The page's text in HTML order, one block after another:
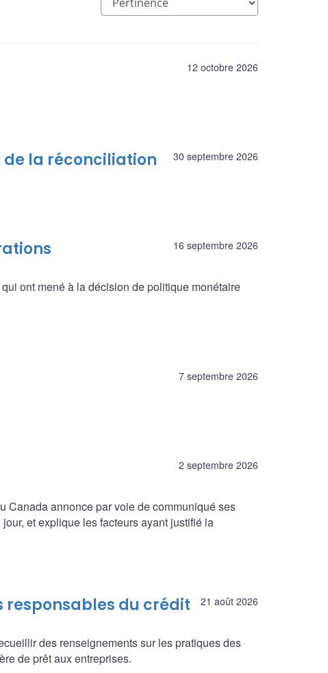
12 octobre 2026
30 septembre 2026
la réconciliation
16 septembre 2026
ont mené à la décision de politique monétaire
7 septembre 2026
2 septembre 2026
Canada annonce par voie de communiqué ses
et explique les facteurs ayant justifié la
21 août 2026
responsables du crédit
des renseignements sur les pratiques des
de prêt aux entreprises.